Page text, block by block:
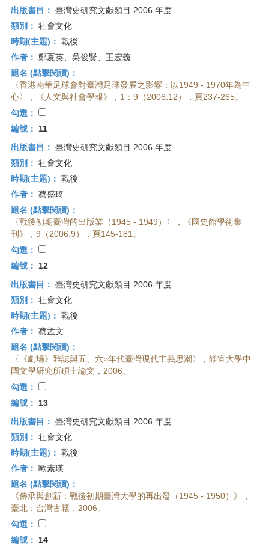
出版書目： 臺灣史研究文獻類目 2006 年度
類別： 社會文化
時期(主題)： 戰後
作者： 鄭夏英、吳俊賢、王宏義
題名 (點擊閱讀)：
〈香港南華足球會對臺灣足球發展之影響：以1949 - 1970年為中
心〉，《人文與社會學報》，1：9（2006.12），頁237-265。
勾選：
編號：
11
出版書目： 臺灣史研究文獻類目 2006 年度
類別： 社會文化
時期(主題)： 戰後
作者： 蔡盛琦
題名 (點擊閱讀)：
〈戰後初期臺灣的出版業（1945 - 1949）〉，《國史館學術集
刊》，9（2006.9），頁145-181。
勾選：
編號：
12
出版書目： 臺灣史研究文獻類目 2006 年度
類別： 社會文化
時期(主題)： 戰後
作者： 蔡孟文
題名 (點擊閱讀)：
〈《劇場》雜誌與五、六○年代臺灣現代主義思潮〉，靜宜大學中
國文學研究所碩士論文，2006。
勾選：
編號：
13
出版書目： 臺灣史研究文獻類目 2006 年度
類別： 社會文化
時期(主題)： 戰後
作者： 歐素瑛
題名 (點擊閱讀)：
《傳承與創新：戰後初期臺灣大學的再出發（1945 - 1950）》，
臺北：台灣古籍，2006。
勾選：
編號：
14